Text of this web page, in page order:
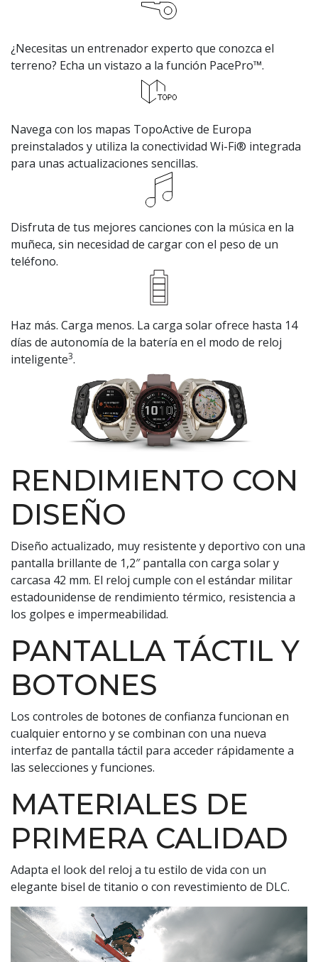
¿Necesitas un entrenador experto que conozca el
terreno? Echa un vistazo a la función PacePro™.
Navega con los mapas TopoActive de Europa
preinstalados y utiliza la conectividad Wi-Fi® integrada
para unas actualizaciones sencillas.
Disfruta de tus mejores canciones con la música en la
muñeca, sin necesidad de cargar con el peso de un
teléfono.
Haz más. Carga menos. La carga solar ofrece hasta 14
días de autonomía de la batería en el modo de reloj
inteligente3.
RENDIMIENTO CON
DISEÑO
Diseño actualizado, muy resistente y deportivo con una
pantalla brillante de 1,2″ pantalla con carga solar y
carcasa 42 mm. El reloj cumple con el estándar militar
estadounidense de rendimiento térmico, resistencia a
los golpes e impermeabilidad.
PANTALLA TÁCTIL Y
BOTONES
Los controles de botones de confianza funcionan en
cualquier entorno y se combinan con una nueva
interfaz de pantalla táctil para acceder rápidamente a
las selecciones y funciones.
MATERIALES DE
PRIMERA CALIDAD
Adapta el look del reloj a tu estilo de vida con un
elegante bisel de titanio o con revestimiento de DLC.